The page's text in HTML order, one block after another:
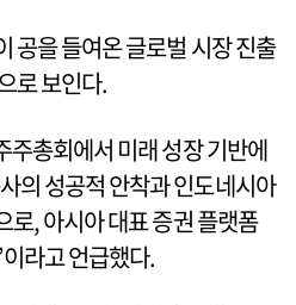
공을 들여온 글로벌 시장 진출
로 보인다.
주총회에서 미래 성장 기반에
의 성공적 안착과 인도네시아
로, 아시아 대표 증권 플랫폼
라고 언급했다.